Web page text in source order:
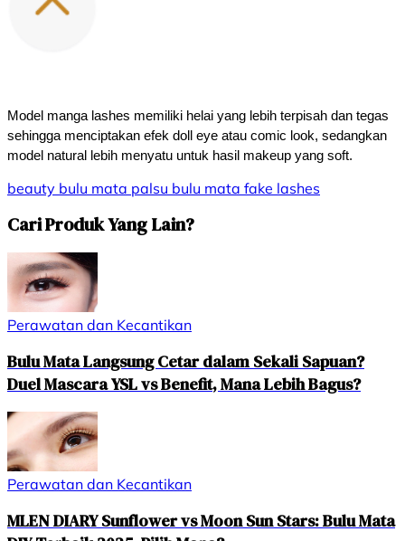
Model manga lashes memiliki helai yang lebih terpisah dan tegas
sehingga menciptakan efek doll eye atau comic look, sedangkan
model natural lebih menyatu untuk hasil makeup yang soft.
beauty bulu mata palsu bulu mata fake lashes
Cari Produk Yang Lain?
Perawatan dan Kecantikan
Bulu Mata Langsung Cetar dalam Sekali Sapuan?
Duel Mascara YSL vs Benefit, Mana Lebih Bagus?
Perawatan dan Kecantikan
MLEN DIARY Sunflower vs Moon Sun Stars: Bulu Mata